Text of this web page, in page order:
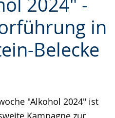
in
Belecke
"Alkohol 2024" ist
Kampagne zur